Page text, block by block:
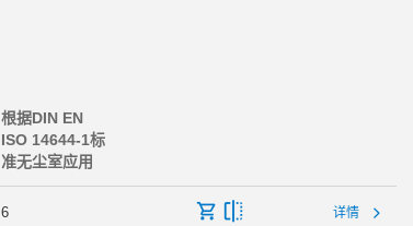
根据DIN EN
ISO 14644-1标
准无尘室应用
6 详情